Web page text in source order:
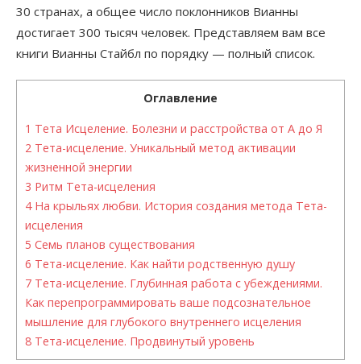
30 странах, а общее число поклонников Вианны
достигает 300 тысяч человек. Представляем вам все
книги Вианны Стайбл по порядку — полный список.
Оглавление
1 Тета Исцеление. Болезни и расстройства от А до Я
2 Тета-исцеление. Уникальный метод активации
жизненной энергии
3 Ритм Тета-исцеления
4На крыльях любви. История создания метода Тета-
исцеления
5 Семь планов существования
6 Тета-исцеление. Как найти родственную душу
7 Тета-исцеление. Глубинная работа с убеждениями.
Как перепрограммировать ваше подсознательное
мышление для глубокого внутреннего исцеления
8 Тета-исцеление. Продвинутый уровень